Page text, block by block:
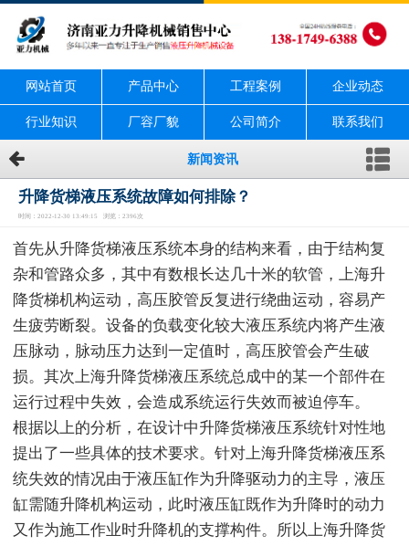
网站首页 产品中心 工程案例 企业动态
行业知识 厂容厂貌 公司简介 联系我们
新闻资讯
升降货梯液压系统故障如何排除？
时间：2022-12-30 13:49:15 浏览：2396次
首先从升降货梯液压系统本身的结构来看，由于结构复
杂和管路众多，其中有数根长达几十米的软管，上海升
降货梯机构运动，高压胶管反复进行绕曲运动，容易产
生疲劳断裂。设备的负载变化较大液压系统内将产生液
压脉动，脉动压力达到一定值时，高压胶管会产生破
损。其次上海升降货梯液压系统总成中的某一个部件在
运行过程中失效，会造成系统运行失效而被迫停车。
根据以上的分析，在设计中升降货梯液压系统针对性地
提出了一些具体的技术要求。针对上海升降货梯液压系
统失效的情况由于液压缸作为升降驱动力的主导，液压
缸需随升降机构运动，此时液压缸既作为升降时的动力
又作为施工作业时升降机的支撑构件。所以上海升降货